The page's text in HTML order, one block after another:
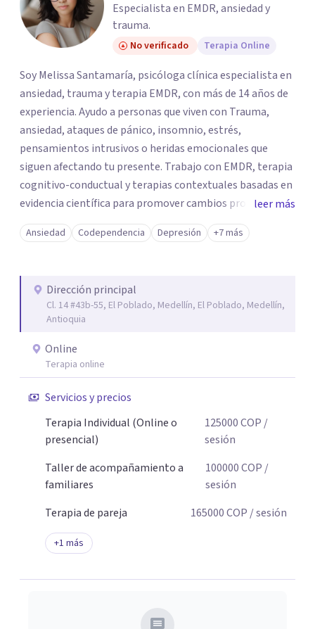
Especialista en EMDR, ansiedad y
trauma.
No verificado Terapia Online
Soy Melissa Santamaría, psicóloga clínica especialista en
ansiedad, trauma y terapia EMDR, con más de 14 años de
experiencia. Ayudo a personas que viven con Trauma,
ansiedad, ataques de pánico, insomnio, estrés,
pensamientos intrusivos o heridas emocionales que
siguen afectando tu presente. Trabajo con EMDR, terapia
cognitivo-conductual y terapias contextuales basadas en
evidencia científica para promover cambios profundos y
duraderos. Atiendo adultos, adolescentes, parejas y
familias de forma presencial en Medellín y online, en un
leer más
Ansiedad Codependencia Depresión +7 más
Dirección principal
Cl. 14 #43b-55, El Poblado, Medellín, El Poblado, Medellín,
Antioquia
Online
Terapia online
Servicios y precios
Terapia Individual (Online o
presencial)
125000COP /
sesión
Taller de acompañamiento a
familiares
100000COP /
sesión
Terapia de pareja
165000COP / sesión
+1 más